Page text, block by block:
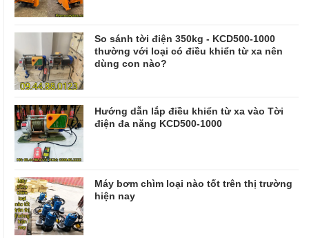
So sánh tời điện 350kg - KCD500-1000
thường với loại có điều khiển từ xa nên
dùng con nào?
Hướng dẫn lắp điều khiển từ xa vào Tời
điện đa năng KCD500-1000
Máy bơm chìm loại nào tốt trên thị trường
hiện nay